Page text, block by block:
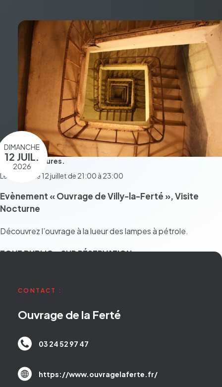
DIMANCHE
12 JUIL.
2026
Pendant 2 heures.
Le dimanche 12 juillet de 21:00 à 23:00
Evène­ment « Ouvrage de Villy-la-Ferté », Visite
Nocturne
Décou­vrez l’ou­vrage à la lueur des lampes à pétrole.
TOUT PUBLIC – SUR RÉSER­VA­TION
CONTACT :
Ouvrage de la Ferté
03 24 52 97 47
https://www.ouvragelaferte.fr/